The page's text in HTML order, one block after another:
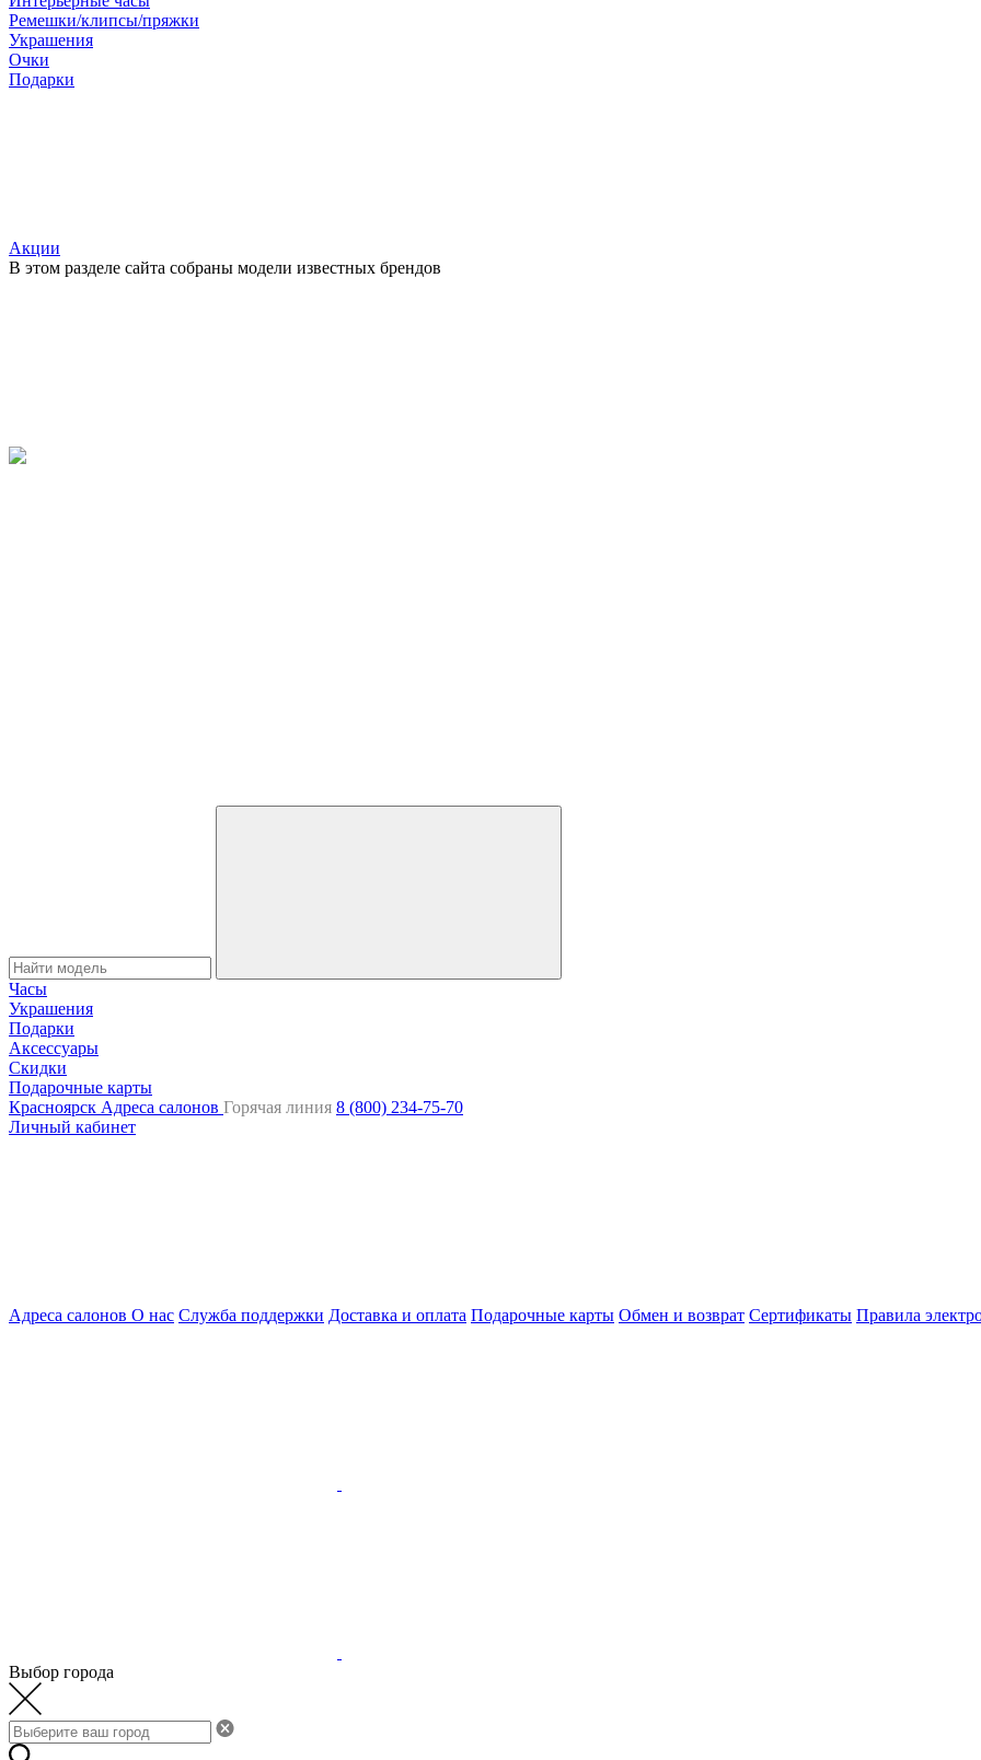
Ремешки/клипсы/пряжки
Украшения
Очки
Подарки
Акции
В этом разделе сайта собраны модели известных брендов
Часы
Украшения
Подарки
Аксессуары
Скидки
Подарочные карты
Красноярск Адреса салонов Горячая линия 8 (800) 234-75-70
Личный кабинет
Адреса салонов О нас Служба поддержки Доставка и оплата Подарочные карты Обмен и возврат Сертификаты Правила
Выбор города